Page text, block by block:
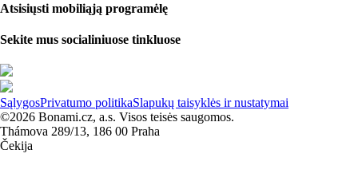
Atsisiųsti mobiliąją programėlę
Sekite mus socialiniuose tinkluose
SąlygosPrivatumo politikaSlapukų taisyklės ir nustatymai
©2026 Bonami.cz, a.s. Visos teisės saugomos.
Thámova 289/13, 186 00 Praha
Čekija